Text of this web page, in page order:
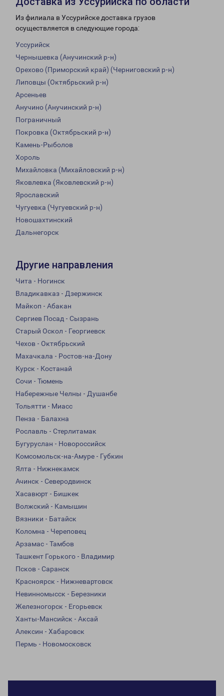
Из филиала в Уссурийске доставка грузов
осуществляется в следующие города:
Уссурийск
Чернышевка (Анучинский р-н)
Орехово (Приморский край) (Черниговский р-н)
Липовцы (Октябрьский р-н)
Арсеньев
Анучино (Анучинский р-н)
Пограничный
Покровка (Октябрьский р-н)
Камень-Рыболов
Хороль
Михайловка (Михайловский р-н)
Яковлевка (Яковлевский р-н)
Ярославский
Чугуевка (Чугуевский р-н)
Новошахтинский
Дальнегорск
Другие направления
Чита - Ногинск
Владикавказ - Дзержинск
Майкоп - Абакан
Сергиев Посад - Сызрань
Старый Оскол - Георгиевск
Чехов - Октябрьский
Махачкала - Ростов-на-Дону
Курск - Костанай
Сочи - Тюмень
Набережные Челны - Душанбе
Тольятти - Миасс
Пенза - Балахна
Рославль - Стерлитамак
Бугуруслан - Новороссийск
Комсомольск-на-Амуре - Губкин
Ялта - Нижнекамск
Ачинск - Северодвинск
Хасавюрт - Бишкек
Волжский - Камышин
Вязники - Батайск
Коломна - Череповец
Арзамас - Тамбов
Ташкент Горького - Владимир
Псков - Саранск
Красноярск - Нижневартовск
Невинномысск - Березники
Железногорск - Егорьевск
Ханты-Мансийск - Аксай
Алексин - Хабаровск
Пермь - Новомосковск